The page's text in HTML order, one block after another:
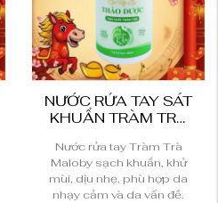
NƯỚC RỬA TAY SÁT
KHUẨN TRÀM TRÀ
Nước rửa tay Tràm Trà
Maloby sạch khuẩn, khử
mùi, dịu nhẹ, phù hợp da
nhạy cảm và da vấn đề.